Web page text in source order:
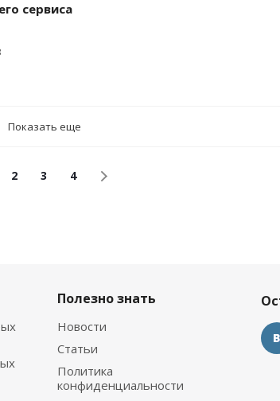
сервиса
Показать еще
2 3 4
Полезно знать
Новости
Статьи
Политика
конфиденциальности